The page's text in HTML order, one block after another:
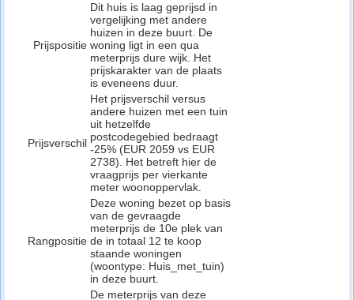
Prijspositie
Dit huis is laag geprijsd in
vergelijking met andere
huizen in deze buurt. De
woning ligt in een qua
meterprijs dure wijk. Het
prijskarakter van de plaats
is eveneens duur.
Prijsverschil
Het prijsverschil versus
andere huizen met een tuin
uit hetzelfde
postcodegebied bedraagt
-25% (EUR 2059 vs EUR
2738). Het betreft hier de
vraagprijs per vierkante
meter woonoppervlak.
Rangpositie
Deze woning bezet op basis
van de gevraagde
meterprijs de 10e plek van
de in totaal 12 te koop
staande woningen
(woontype: Huis_met_tuin)
in deze buurt.
De meterprijs van deze